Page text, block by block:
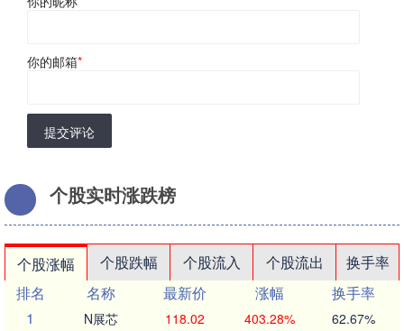
你的邮箱*
提交评论
个股实时涨跌榜
个股涨幅 个股跌幅 个股流入 个股流出
换手率
排名
名称 最新价 涨幅
换手率
1
N展芯 118.02 403.28% 62.67%